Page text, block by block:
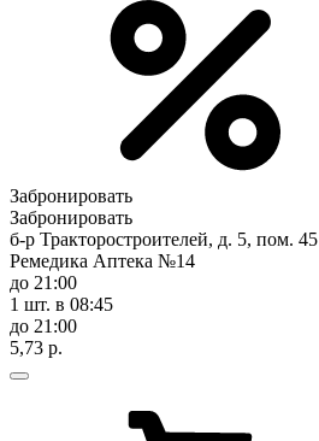
Забронировать
Забронировать
б-р Тракторостроителей, д. 5, пом. 45
Ремедика Аптека №14
до 21:00
1 шт. в 08:45
до 21:00
5,73 р.